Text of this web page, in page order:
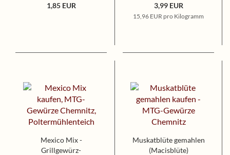
1,85 EUR 3,99 EUR
15,96 EUR pro Kilogramm
Mexico Mix -
Grillgewürz-
Muskatblüte gemahlen
(Macisblüte)